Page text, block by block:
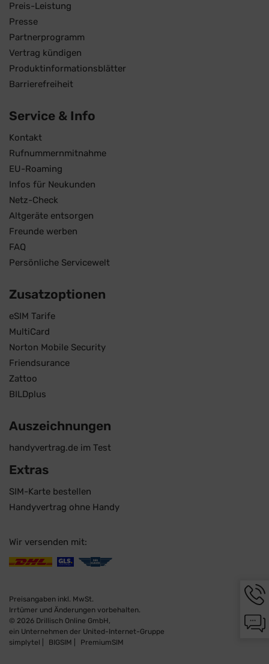
Preis-Leistung
Presse
Partnerprogramm
Vertrag kündigen
Produktinformationsblätter
Barrierefreiheit
Service & Info
Kontakt
Rufnummernmitnahme
EU-Roaming
Infos für Neukunden
Netz-Check
Altgeräte entsorgen
Freunde werben
FAQ
Persönliche Servicewelt
Zusatzoptionen
eSIM Tarife
MultiCard
Norton Mobile Security
Friendsurance
Zattoo
BILDplus
Auszeichnungen
handyvertrag.de im Test
Extras
SIM-Karte bestellen
Handyvertrag ohne Handy
Wir versenden mit:
Preisangaben inkl. MwSt.
Irrtümer und Änderungen vorbehalten.
© 2026 Drillisch Online GmbH,
ein Unternehmen der United-Internet-Gruppe
simplytel
BIGSIM PremiumSIM
Chat-